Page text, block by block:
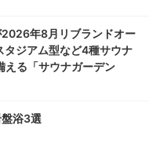
年8月リブランドオー
ジアム型など4種サウナ
える「サウナガーデン
浴3選